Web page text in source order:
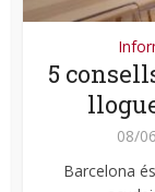
5
08/
Barcelona